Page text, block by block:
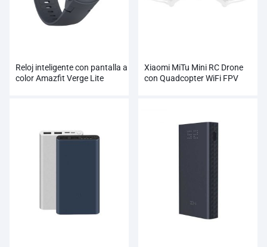
Reloj inteligente con pantalla a
color Amazfit Verge Lite
Xiaomi MiTu Mini RC Drone
con Quadcopter WiFi FPV